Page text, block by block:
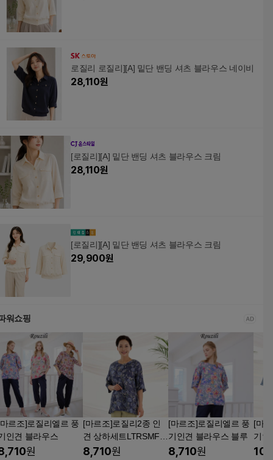
로질리 로질리][A] 밑단 밴딩 셔츠 블라우스 네이비
28,110원
[로질리][A] 밑단 밴딩 셔츠 블라우스 크림
28,110원
[로질리][A] 밑단 밴딩 셔츠 블라우스 크림
29,900원
워쇼핑
르조]로질리엘르 풍
인견 블라우스
원
[마르조]로질리2종 인
견 상하세트LTRSMF0
2
8,710원
[마르조]로질리엘르 풍
기인견 블라우스 블루
8,710원
[마
기인
우스